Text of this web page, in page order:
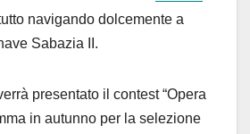
navigando dolcemente a
Sabazia II.
presentato il contest “Opera
in autunno per la selezione